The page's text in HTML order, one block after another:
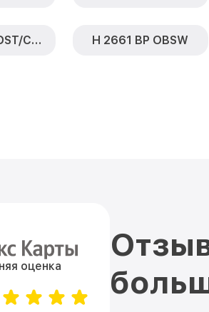
H 2661 BP EDST/CLST H 2661 BP OBSW
оценка